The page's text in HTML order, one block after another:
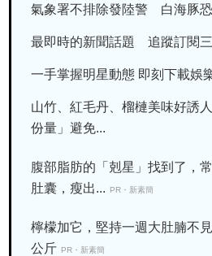
氣象署不排除發陸警 白海豚
最即時的新聞話題 追蹤訂閱
一手掌握明星動態 即刻下載娛
山竹、紅毛丹、榴槤美味好誘
份量」避免...
腹部脂肪的「剋星」找到了，
肚囊，瘦出...
PR・新素簡
檸檬加它，堅持一週大肚腩不
公斤 PR・新素簡